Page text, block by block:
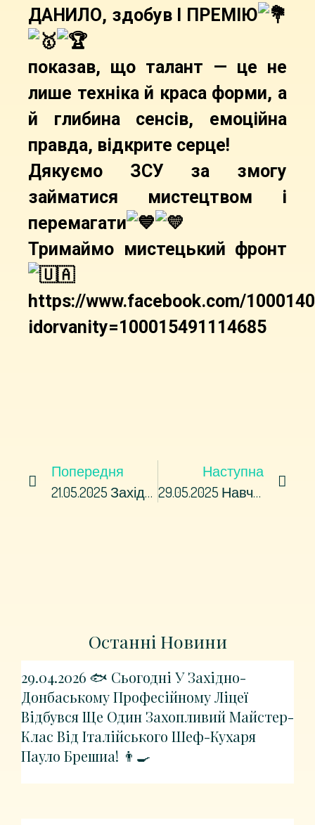
ДАНИЛО, здобув І ПРЕМІЮ
показав, що талант — це не
лише техніка й краса форми, а
й глибина сенсів, емоційна
правда, відкрите серце!
Дякуємо ЗСУ за змогу
займатися мистецтвом і
перемагати
Тримаймо мистецький фронт
https://www.facebook.com/
idorvanity=100015491114685
Попередня
21.05.2025 Західно-Донбаський Професійний Ліцей Знову Відкрив Двері Для Майбутніх Вступників Та Їх Батьків!
Наступна
29.05.2025 Навчання Завершено — Нові Горизонти Відкрито!
Останні Новини
29.04.2026 🐟 Сьогодні У Західно-
Донбаському Професійному Ліцеї
Відбувся Ще Один Захопливий Майстер-
Клас Від Італійського Шеф-Кухаря
Пауло Брешиа! 👨‍🍳